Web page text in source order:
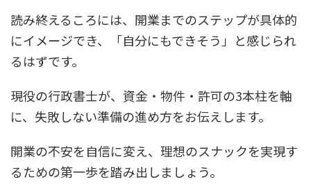
読み終えるころには、開業までのステップが具体的
にイメージでき、「自分にもできそう」と感じられ
るはずです。
現役の行政書士が、資金・物件・許可の3本柱を軸
に、失敗しない準備の進め方をお伝えします。
開業の不安を自信に変え、理想のスナックを実現す
るための第一歩を踏み出しましょう。